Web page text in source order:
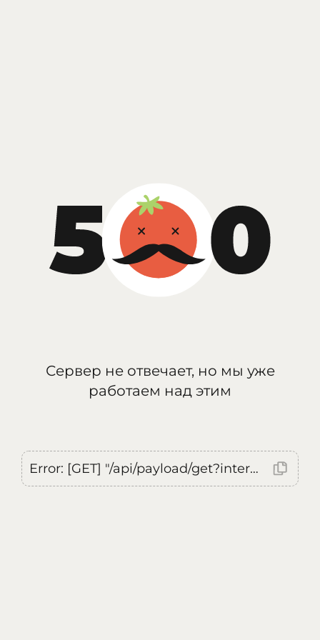
Сервер не отвечает, но мы уже
работаем над этим
Error: [GET] "/api/payload/get?internal=true&currentLocale=ru": <no response> Failed to fetch